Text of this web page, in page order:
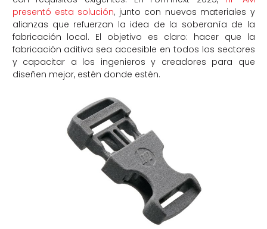
presentó esta solución, junto con nuevos materiales y
alianzas que refuerzan la idea de la soberanía de la
fabricación local. El objetivo es claro: hacer que la
fabricación aditiva sea accesible en todos los sectores
y capacitar a los ingenieros y creadores para que
diseñen mejor, estén donde estén.